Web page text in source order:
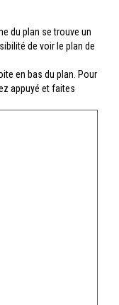
du plan se trouve un
de voir le plan de
en bas du plan. Pour
appuyé et faites